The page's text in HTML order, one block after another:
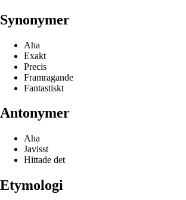
Synonymer
Aha
Exakt
Precis
Framragande
Fantastiskt
Antonymer
Aha
Javisst
Hittade det
Etymologi